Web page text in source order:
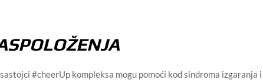
#cheerUp kompleksa mogu pomoći kod sindroma izgaranja i